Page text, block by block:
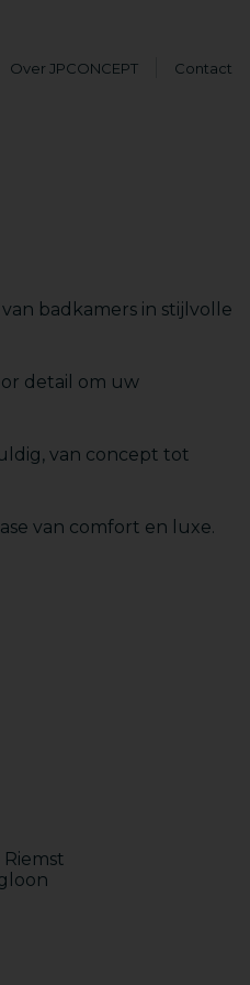
Over JPCONCEPT Contact
badkamers in stijlvolle
detail om uw
van concept tot
van comfort en luxe.